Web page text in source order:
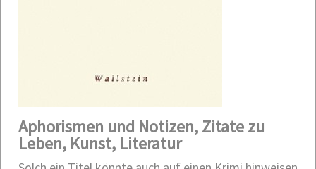
Aphorismen und Notizen, Zitate zu
Leben, Kunst, Literatur